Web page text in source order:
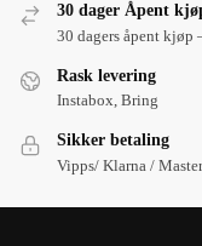
30 dager Åpent
30 dagers åpent
Rask levering
Instabox, Bring
Sikker betaling
Vipps/ Klarna /